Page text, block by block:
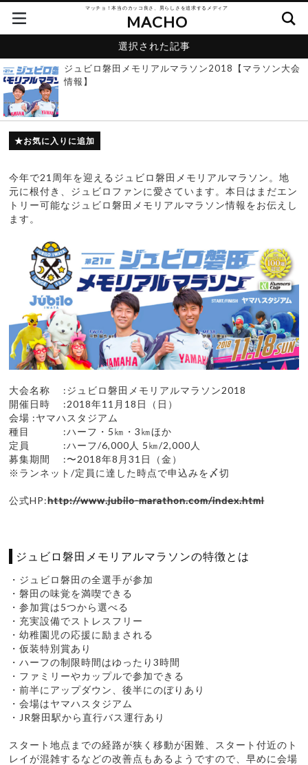
マッチョ！本当のカッコ良さ、男らしさを追求するメディア
MACHO
選択された記事
ジュビロ磐田メモリアルマラソン2018【マラソン大会
情報】
お気に入りに追加
今年で21周年を迎えるジュビロ磐田メモリアルマラソン。地
元に根付き、ジュビロファンに愛さています。本日はまだエン
トリー可能なジュビロ磐田メモリアルマラソン情報をお伝えし
ます。
大会名称 :ジュビロ磐田メモリアルマラソン2018
開催日時 :2018年11月18日（日）
会場 :ヤマハスタジアム
種目 :ハーフ・5㎞・3㎞ほか
定員 :ハーフ/6,000人 5㎞/2,000人
募集期間 :〜2018年8月31日（金）
※ランネット/定員に達した時点で申込みを〆切
公式HP:http://www.jubilo-marathon.com/index.html
ジュビロ磐田メモリアルマラソンの特徴とは
・ジュビロ磐田の全選手が参加
・磐田の味覚を満喫できる
・参加賞は5つから選べる
・充実設備でストレスフリー
・幼稚園児の応援に励まされる
・仮装特別賞あり
・ハーフの制限時間はゆったり3時間
・ファミリーやカップルで参加できる
・前半にアップダウン、後半にのぼりあり
・会場はヤマハスタジアム
・JR磐田駅から直行バス運行あり
スタート地点までの経路が狭く移動が困難、スタート付近のト
レイが混雑するなどの改善点もあるようですので、早めに会場